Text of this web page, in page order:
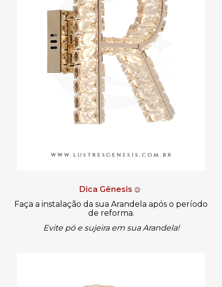
Dica Gênesis 😉
Faça a instalação da sua Arandela após o período
de reforma.
Evite pó e sujeira em sua Arandela!